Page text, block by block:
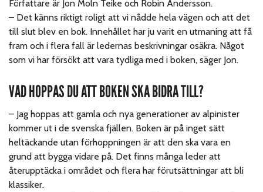
Författare är Jon Moln Teike och Robin Andersson.
– Det känns riktigt roligt att vi nådde hela vägen och att det
till slut blev en bok. Innehållet har ju varit en utmaning att få
fram och i flera fall är ledernas beskrivningar osäkra. Något
som vi har försökt att vara tydliga med i boken, säger Jon.
VAD HOPPAS DU ATT BOKEN SKA BIDRA TILL?
– Jag hoppas att gamla och nya generationer av alpinister
kommer ut i de svenska fjällen. Boken är på inget sätt
heltäckande utan förhoppningen är att den ska vara en
grund att bygga vidare på. Det finns många leder att
återupptäcka i området och flera har förutsättningar att bli
klassiker.